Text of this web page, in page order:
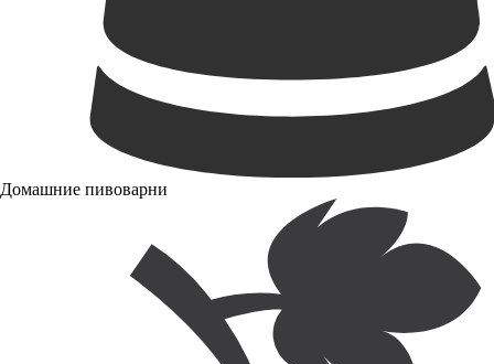
Домашние пивоварни